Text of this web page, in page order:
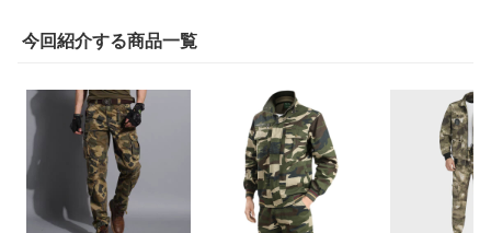
今回紹介する商品一覧